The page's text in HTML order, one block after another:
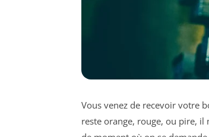
Vous venez de recevoir votre
reste orange, rouge, ou pire, il